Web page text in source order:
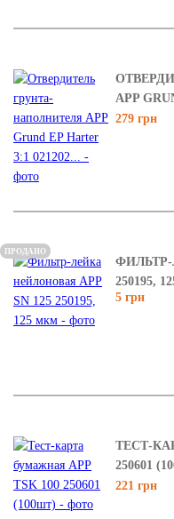
APP
279 грн
ФИЛЬТР-
250195,
5 грн
ПРОДАНО
ТЕСТ-
250601
221 грн